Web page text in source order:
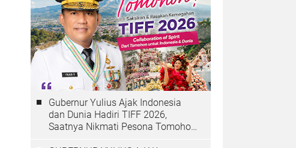
Gubernur Yulius Ajak Indonesia
dan Dunia Hadiri TIFF 2026,
Saatnya Nikmati Pesona Tomohon